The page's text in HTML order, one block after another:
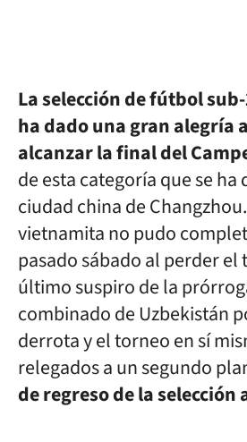
La selección de fútbol
ha dado una gran alegría
alcanzar la final del
de esta categoría que se
ciudad china de
vietnamita no pudo
pasado sábado al perder el
último suspiro de la
combinado de Uzbekistán
derrota y el torneo en sí
relegados a un segundo
de regreso de la selección